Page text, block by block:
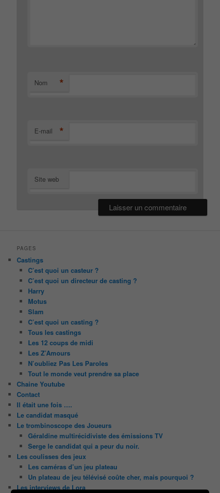
Nom *
E-mail *
Site web
PAGES
Castings
C’est quoi un casteur ?
C’est quoi un directeur de casting ?
Harry
Motus
Slam
C’est quoi un casting ?
Tous les castings
Les 12 coups de midi
Les Z’Amours
N’oubliez Pas Les Paroles
Tout le monde veut prendre sa place
Chaine Youtube
Contact
Il était une fois ….
Le candidat masqué
Le trombinoscope des Joueurs
Géraldine multirécidiviste des émissions TV
Serge le candidat qui a peur du noir.
Les coulisses des jeux
Les caméras d’un jeu plateau
Un plateau de jeu télévisé coûte cher, mais pourquoi ?
Les interviews de Lora